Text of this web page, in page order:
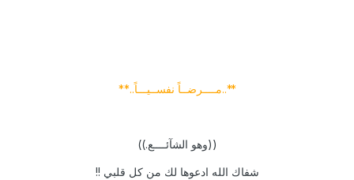
**..مــــرضــاً نفســيـــاً..**
((وهو الشآئــــع.))
شفاك الله ادعوها لك من كل قلبي !!